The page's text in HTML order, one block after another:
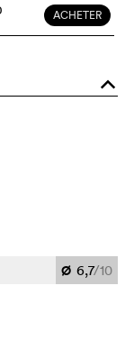
ACHETER
o
Ø 6,7/10